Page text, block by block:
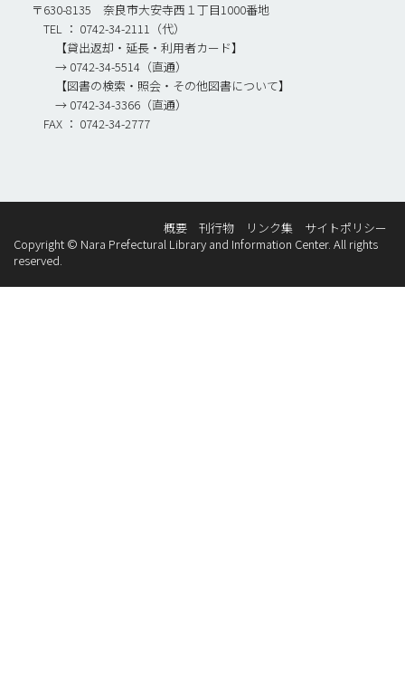
〒630-8135 奈良市大安寺西１丁目1000番地
TEL ： 0742-34-2111（代）
【貸出返却・延長・利用者カード】
→ 0742-34-5514（直通）
【図書の検索・照会・その他図書について】
→ 0742-34-3366（直通）
FAX ： 0742-34-2777
概要 刊行物 リンク集
サイトポリシー
Copyright © Nara Prefectural Library and Information Center. All rights
reserved.